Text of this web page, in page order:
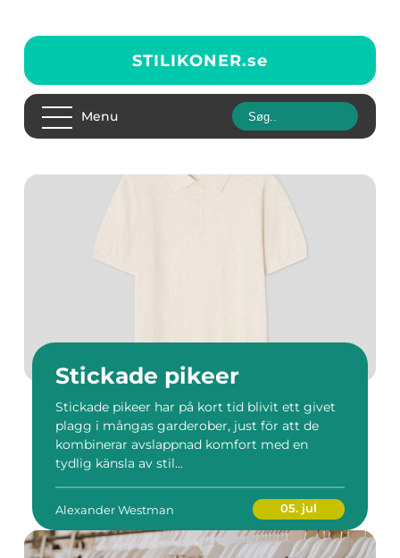
STILIKONER.se
Menu
Stickade pikeer
Stickade pikeer har på kort tid blivit ett givet
plagg i mångas garderober, just för att de
kombinerar avslappnad komfort med en
tydlig känsla av stil...
Alexander Westman 05. jul